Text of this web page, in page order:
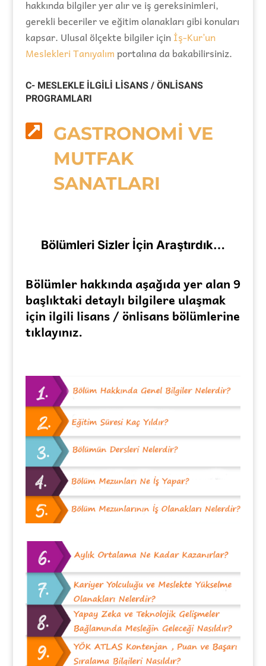
hakkında bilgiler yer alır ve iş gereksinimleri,
gerekli beceriler ve eğitim olanakları gibi konuları
kapsar. Ulusal ölçekte bilgiler içinİş-Kur’un
Meslekleri Tanıyalım portalına da bakabilirsiniz.
C- MESLEKLE İLGİLİ LİSANS / ÖNLİSANS
PROGRAMLARI

GASTRONOMİ VE
MUTFAK
SANATLARI
Bölümleri Sizler İçin Araştırdık…
Bölümler hakkında aşağıda yer alan 9
başlıktaki detaylı bilgilere ulaşmak
için ilgili lisans / önlisans bölümlerine
tıklayınız.